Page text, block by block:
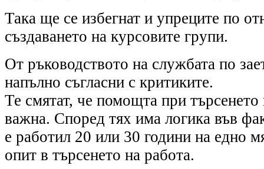
Така ще се избегнат и упреците по
създаването на курсовите групи.
От ръководството на службата по
напълно съгласни с критиките.
Те смятат, че помощта при търсенето
важна. Според тях има логика във
е работил 20 или 30 години на едно
опит в търсенето на работа.